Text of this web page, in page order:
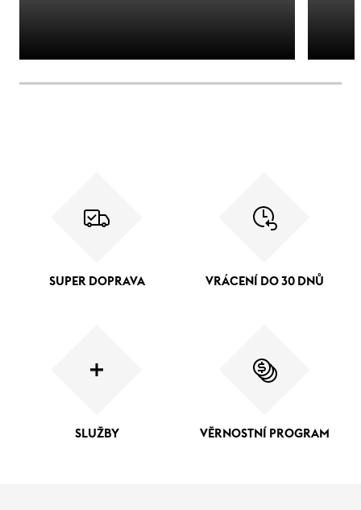
SUPER DOPRAVA VRÁCENÍ DO 30 DNŮ
SLUŽBY VĚRNOSTNÍ PROGRAM